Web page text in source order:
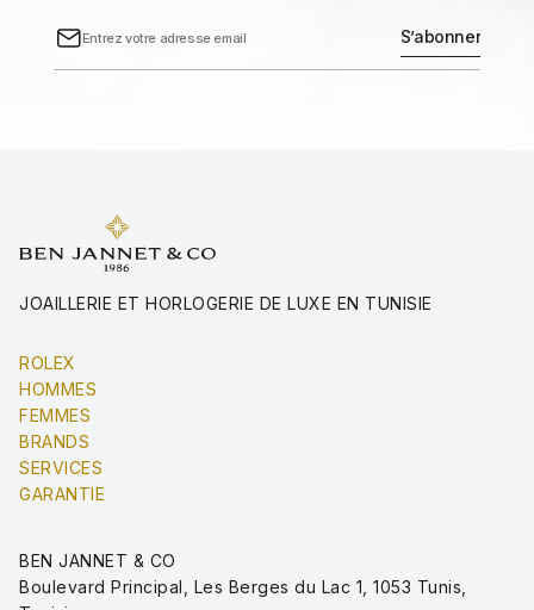
JOAILLERIE ET HORLOGERIE DE LUXE EN TUNISIE
ROLEX
HOMMES
FEMMES
BRANDS
SERVICES
GARANTIE
BEN JANNET & CO
Boulevard Principal, Les Berges du Lac 1, 1053 Tunis,